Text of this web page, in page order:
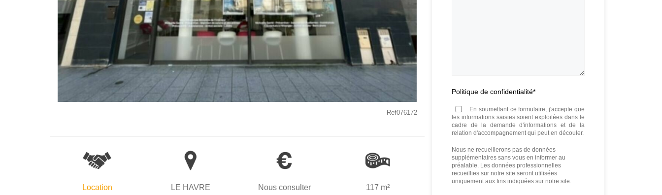
Ref076172
Location LE HAVRE Nous consulter 117 m²
Politique de confidentialité*
En soumettant ce formulaire, j'accepte que
les informations saisies soient exploitées dans le
cadre de la demande d'informations et de la
relation d'accompagnement qui peut en découler.
Nous ne recueillerons pas de données
supplémentaires sans vous en informer au
préalable. Les données professionnelles
recueillies sur notre site seront utilisées
uniquement aux fins indiquées sur notre site.